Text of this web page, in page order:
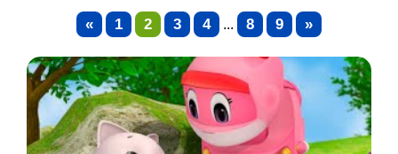
« 1 2 3 4 ... 8 9 »